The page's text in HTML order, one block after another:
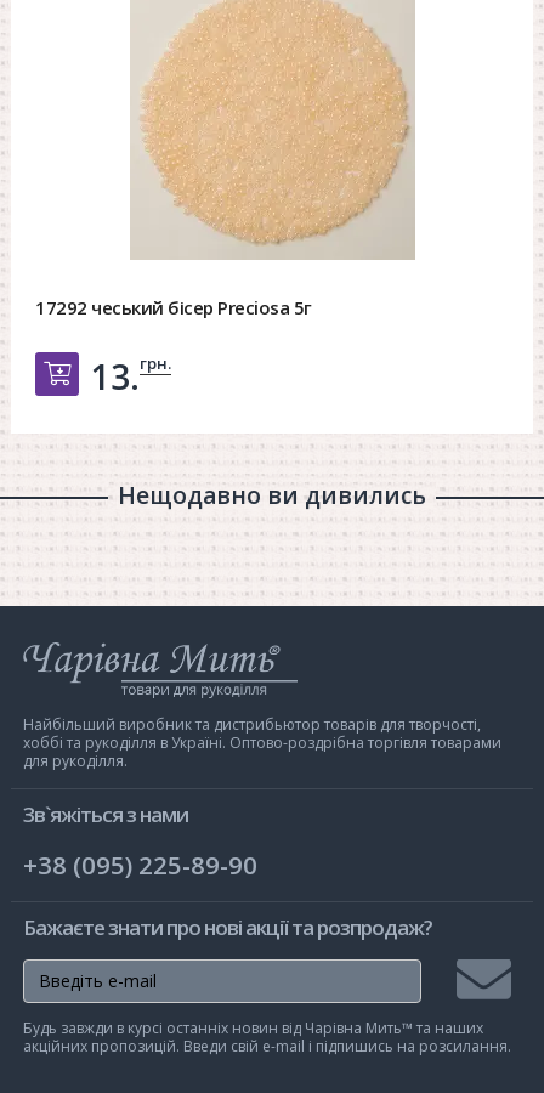
17292 чеський бісер Preciosa 5г
Добавить в корзину
13.грн.
Нещодавно ви дивились
Інтернет-
магазин
Мить
Найбільший виробник та дистрибьютор товарів для творчості,
хоббі та рукоділля в Україні. Оптово-роздрібна торгівля товарами
для рукоділля.
Зв`яжіться з нами
+38 (095) 225-89-90
Бажаєте знати про нові акції та розпродаж?
на
Будь завжди в курсі останніх новин від Чарівна Мить™ та наших
акційних пропозицій. Введи свій e-mail і підпишись на розсилання.